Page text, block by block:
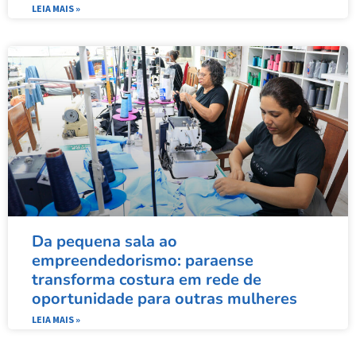
LEIA MAIS »
Da pequena sala ao
empreendedorismo: paraense
transforma costura em rede de
oportunidade para outras mulheres
LEIA MAIS »